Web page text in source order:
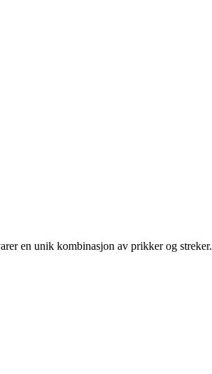
en unik kombinasjon av prikker og streker.